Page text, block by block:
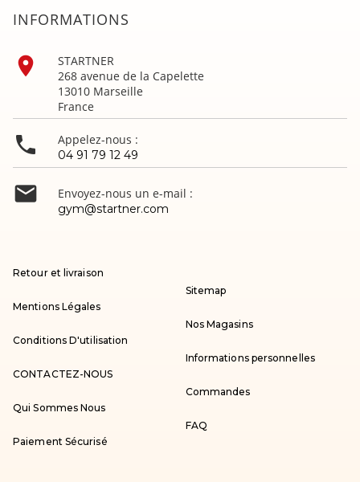
INFORMATIONS

STARTNER
268 avenue de la Capelette
13010 Marseille
France
 Appelez-nous :
04 91 79 12 49
 Envoyez-nous un e-mail :
gym@startner.com
Retour et livraison
Mentions Légales
Conditions D'utilisation
CONTACTEZ-NOUS
Qui Sommes Nous
Paiement Sécurisé
Sitemap
Nos Magasins
Informations personnelles
Commandes
FAQ